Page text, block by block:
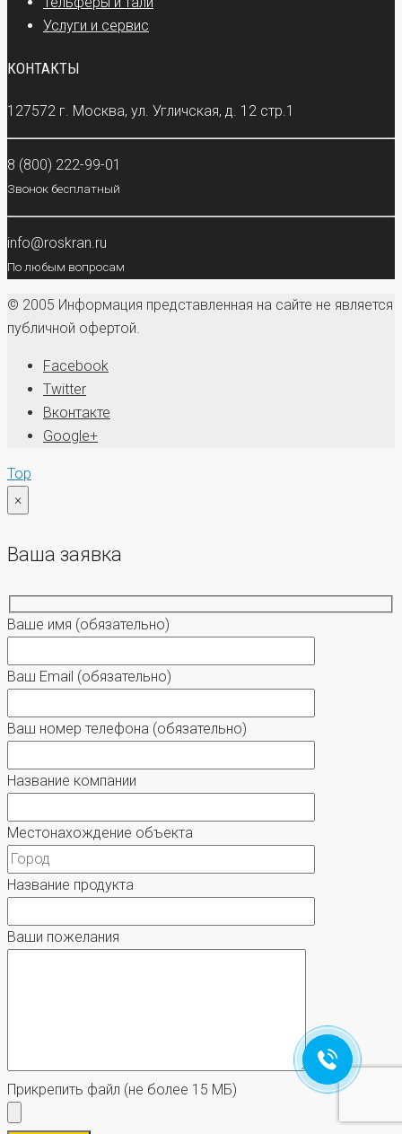
Услуги и сервис
КОНТАКТЫ
127572 г. Москва, ул. Угличская, д. 12 стр.1
8 (800) 222-99-01
Звонок бесплатный
info@roskran.ru
По любым вопросам
© 2005 Информация представленная на сайте не является
публичной офертой.
Facebook
Twitter
Вконтакте
Google+
Top
×
Ваша заявка
Ваше имя (обязательно)
Ваш Email (обязательно)
Ваш номер телефона (обязательно)
Название компании
Местонахождение объекта
Название продукта
Ваши пожелания
Прикрепить файл (не более 15 МБ)